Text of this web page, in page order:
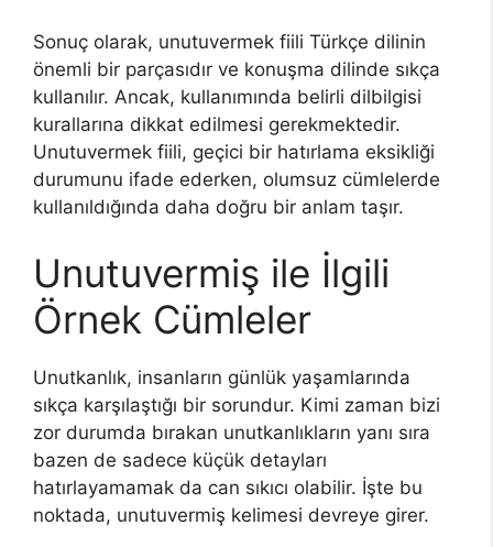
Sonuç olarak, unutuvermek fiili Türkçe dilinin
önemli bir parçasıdır ve konuşma dilinde sıkça
kullanılır. Ancak, kullanımında belirli dilbilgisi
kurallarına dikkat edilmesi gerekmektedir.
Unutuvermek fiili, geçici bir hatırlama eksikliği
durumunu ifade ederken, olumsuz cümlelerde
kullanıldığında daha doğru bir anlam taşır.
Unutuvermiş ile İlgili
Örnek Cümleler
Unutkanlık, insanların günlük yaşamlarında
sıkça karşılaştığı bir sorundur. Kimi zaman bizi
zor durumda bırakan unutkanlıkların yanı sıra
bazen de sadece küçük detayları
hatırlayamamak da can sıkıcı olabilir. İşte bu
noktada, unutuvermiş kelimesi devreye girer.